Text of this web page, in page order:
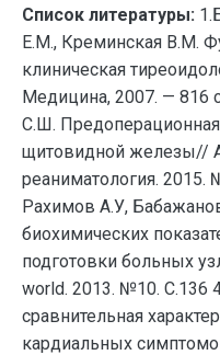
Список литературы:
Е.М., Креминская В.М.
клиническая
Медицина, 2007. — 816
С.Ш. Предоперационная
щитовидной железы//
реаниматология.
Рахимов А.У,
биохимических
подготовки больных
world. 2013. №10. С.136
сравнительная
кардиальных